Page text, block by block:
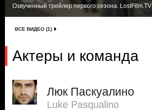
Озвученный трейлер первого сезона. LostFilm.TV
ВСЕ ВИДЕО (1)
Актеры и команда
Люк Паскуалино
Luke Pasqualino